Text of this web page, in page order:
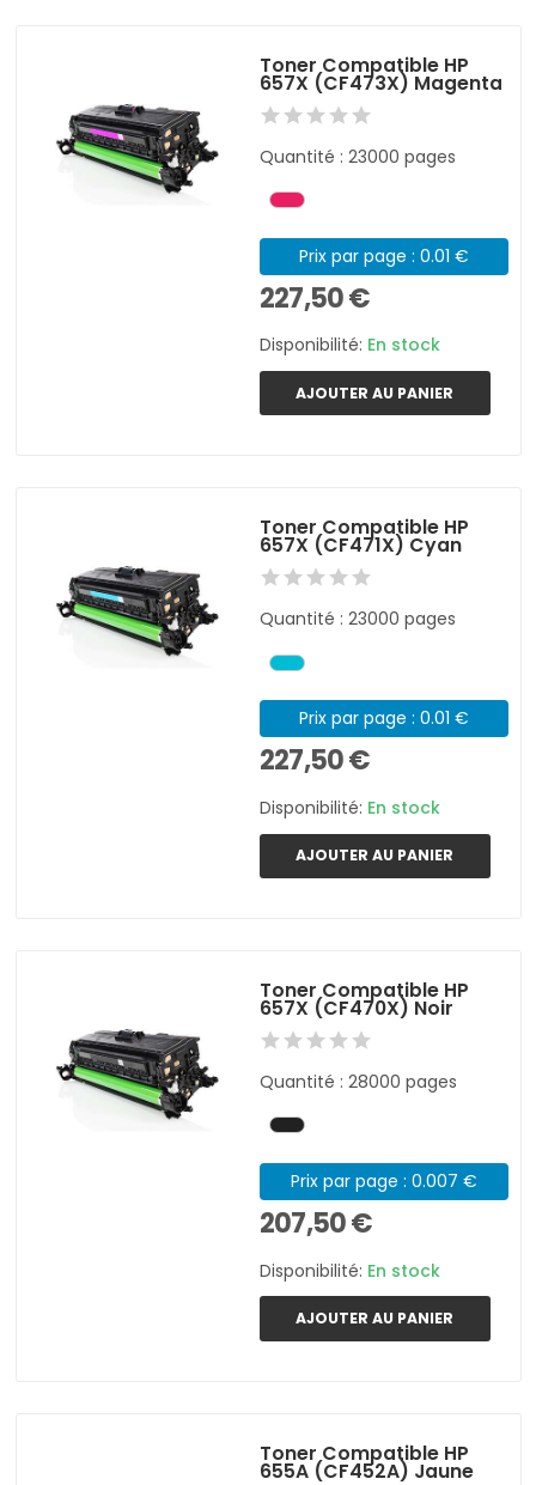
Toner Compatible HP
657X (CF473X) Magenta
Quantité : 23000 pages
Prix par page : 0.01 €
227,50 €
Disponibilité: En stock
AJOUTER AU PANIER
Toner Compatible HP
657X (CF471X) Cyan
Quantité : 23000 pages
Prix par page : 0.01 €
227,50 €
Disponibilité: En stock
AJOUTER AU PANIER
Toner Compatible HP
657X (CF470X) Noir
Quantité : 28000 pages
Prix par page : 0.007 €
207,50 €
Disponibilité: En stock
AJOUTER AU PANIER
Toner Compatible HP
655A (CF452A) Jaune